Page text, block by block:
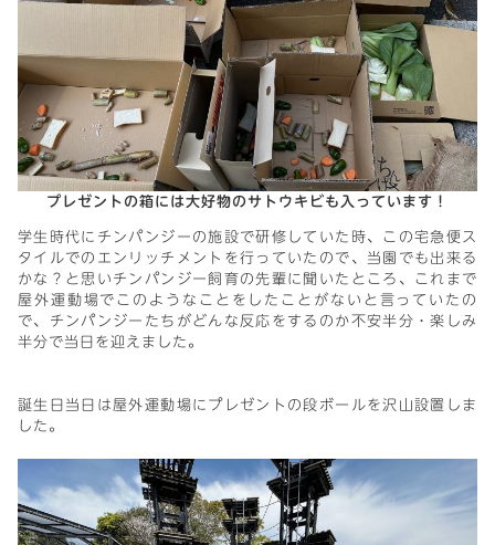
プレゼントの箱には大好物のサトウキビも入っています！
学生時代にチンパンジーの施設で研修していた時、この宅急便ス
タイルでのエンリッチメントを行っていたので、当園でも出来る
かな？と思いチンパンジー飼育の先輩に聞いたところ、これまで
屋外運動場でこのようなことをしたことがないと言っていたの
で、チンパンジーたちがどんな反応をするのか不安半分・楽しみ
半分で当日を迎えました。
誕生日当日は屋外運動場にプレゼントの段ボールを沢山設置しま
した。